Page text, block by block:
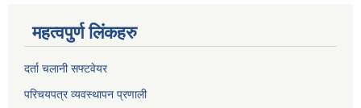
महत्वपुर्ण लिंकहरु
दर्ता चलानी सफ्टवेयर
परिचयपत्र व्यवस्थापन प्रणाली